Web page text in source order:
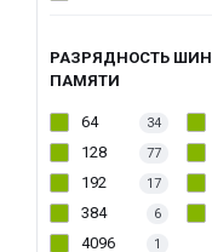
РАЗРЯДНОСТЬ
ПАМЯТИ
64 34
128 77
192 17
384 6
4096 1